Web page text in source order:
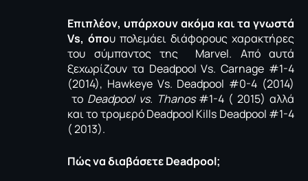
Επιπλέον, υπάρχουν ακόμα και τα γνωστά
Vs, όπου πολεμάει διάφορους χαρακτήρες
του σύμπαντος της Μarvel. Από αυτά
ξεχωρίζουν τα Deadpool Vs. Carnage #1-4
(2014), Hawkeye Vs. Deadpool #0-4 (2014)
το Deadpool vs. Thanos#1-4 ( 2015) αλλά
και το τρομερό Deadpool Kills Deadpool #1-4
( 2013).
Πώς να διαβάσετε Deadpool;